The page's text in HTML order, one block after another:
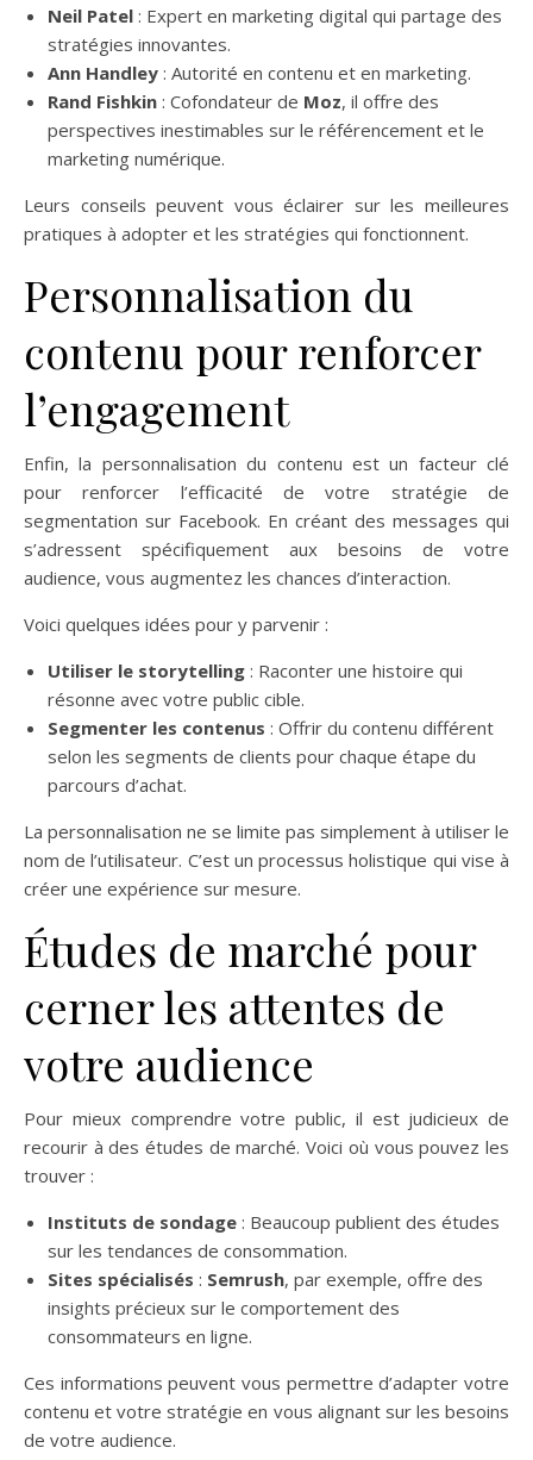
Neil Patel : Expert en marketing digital qui partage des
stratégies innovantes.
Ann Handley : Autorité en contenu et en marketing.
Rand Fishkin : Cofondateur de Moz, il offre des
perspectives inestimables sur le référencement et le
marketing numérique.
Leurs conseils peuvent vous éclairer sur les meilleures
pratiques à adopter et les stratégies qui fonctionnent.
Personnalisation du
contenu pour renforcer
l’engagement
Enfin, la personnalisation du contenu est un facteur clé
pour renforcer l’efficacité de votre stratégie de
segmentation sur Facebook. En créant des messages qui
s’adressent spécifiquement aux besoins de votre
audience, vous augmentez les chances d’interaction.
Voici quelques idées pour y parvenir :
Utiliser le storytelling : Raconter une histoire qui
résonne avec votre public cible.
Segmenter les contenus : Offrir du contenu différent
selon les segments de clients pour chaque étape du
parcours d’achat.
La personnalisation ne se limite pas simplement à utiliser le
nom de l’utilisateur. C’est un processus holistique qui vise à
créer une expérience sur mesure.
Études de marché pour
cerner les attentes de
votre audience
Pour mieux comprendre votre public, il est judicieux de
recourir à des études de marché. Voici où vous pouvez les
trouver :
Instituts de sondage : Beaucoup publient des études
sur les tendances de consommation.
Sites spécialisés : Semrush, par exemple, offre des
insights précieux sur le comportement des
consommateurs en ligne.
Ces informations peuvent vous permettre d’adapter votre
contenu et votre stratégie en vous alignant sur les besoins
de votre audience.